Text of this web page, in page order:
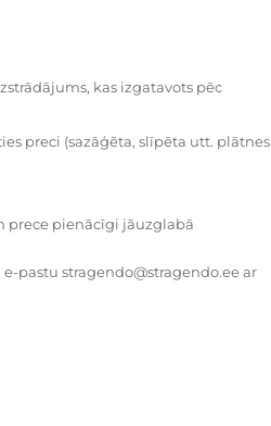
kas izgatavots pēc
preci (sazāģēta, slīpēta utt. plātnes
prece pienācīgi jāuzglabā
pastu stragendo@stragendo.ee ar